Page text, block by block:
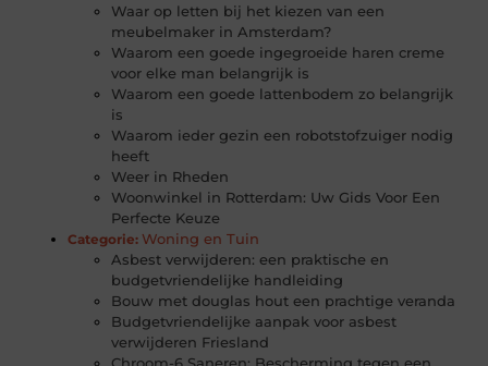
Waar op letten bij het kiezen van een
meubelmaker in Amsterdam?
Waarom een goede ingegroeide haren creme
voor elke man belangrijk is
Waarom een goede lattenbodem zo belangrijk
is
Waarom ieder gezin een robotstofzuiger nodig
heeft
Weer in Rheden
Woonwinkel in Rotterdam: Uw Gids Voor Een
Perfecte Keuze
Categorie: Woning en Tuin
Asbest verwijderen: een praktische en
budgetvriendelijke handleiding
Bouw met douglas hout een prachtige veranda
Budgetvriendelijke aanpak voor asbest
verwijderen Friesland